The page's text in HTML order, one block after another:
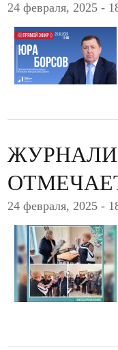
24 февраля, 2025 -
24 февраля, 2025 -